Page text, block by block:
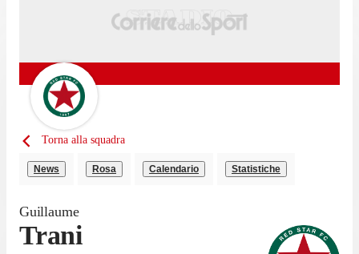
Torna alla squadra
News Rosa Calendario Statistiche
Guillaume
Trani